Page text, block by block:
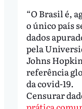
“O Brasil é,
o único país
dados
pela
Johns
referência
da covid-19.
Censurar